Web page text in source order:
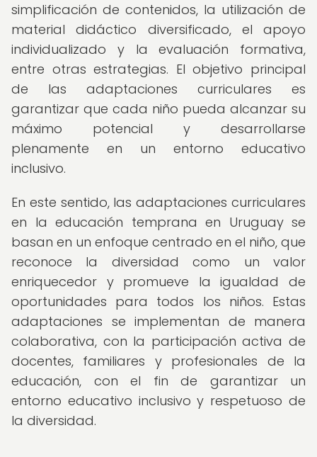
simplificación de contenidos, la utilización de
material didáctico diversificado, el apoyo
individualizado y la evaluación formativa,
entre otras estrategias. El objetivo principal
de las adaptaciones curriculares es
garantizar que cada niño pueda alcanzar su
máximo potencial y desarrollarse
plenamente en un entorno educativo
inclusivo.
En este sentido, las adaptaciones curriculares
en la educación temprana en Uruguay se
basan en un enfoque centrado en el niño, que
reconoce la diversidad como un valor
enriquecedor y promueve la igualdad de
oportunidades para todos los niños. Estas
adaptaciones se implementan de manera
colaborativa, con la participación activa de
docentes, familiares y profesionales de la
educación, con el fin de garantizar un
entorno educativo inclusivo y respetuoso de
la diversidad.